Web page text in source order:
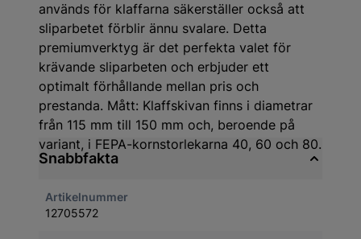
används för klaffarna säkerställer också att
sliparbetet förblir ännu svalare. Detta
premiumverktyg är det perfekta valet för
krävande sliparbeten och erbjuder ett
optimalt förhållande mellan pris och
prestanda. Mått: Klaffskivan finns i diametrar
från 115 mm till 150 mm och, beroende på
variant, i FEPA-kornstorlekarna 40, 60 och 80.
Snabbfakta
Artikelnummer
12705572